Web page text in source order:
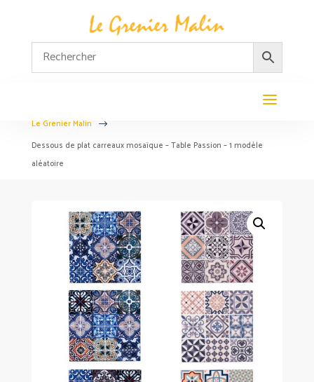
Le Grenier Malin $
Dessous de plat carreaux mosaïque – Table Passion – 1 modèle
aléatoire